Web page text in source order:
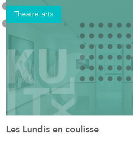
Theatre arts
See the event
Les Lundis en coulisse